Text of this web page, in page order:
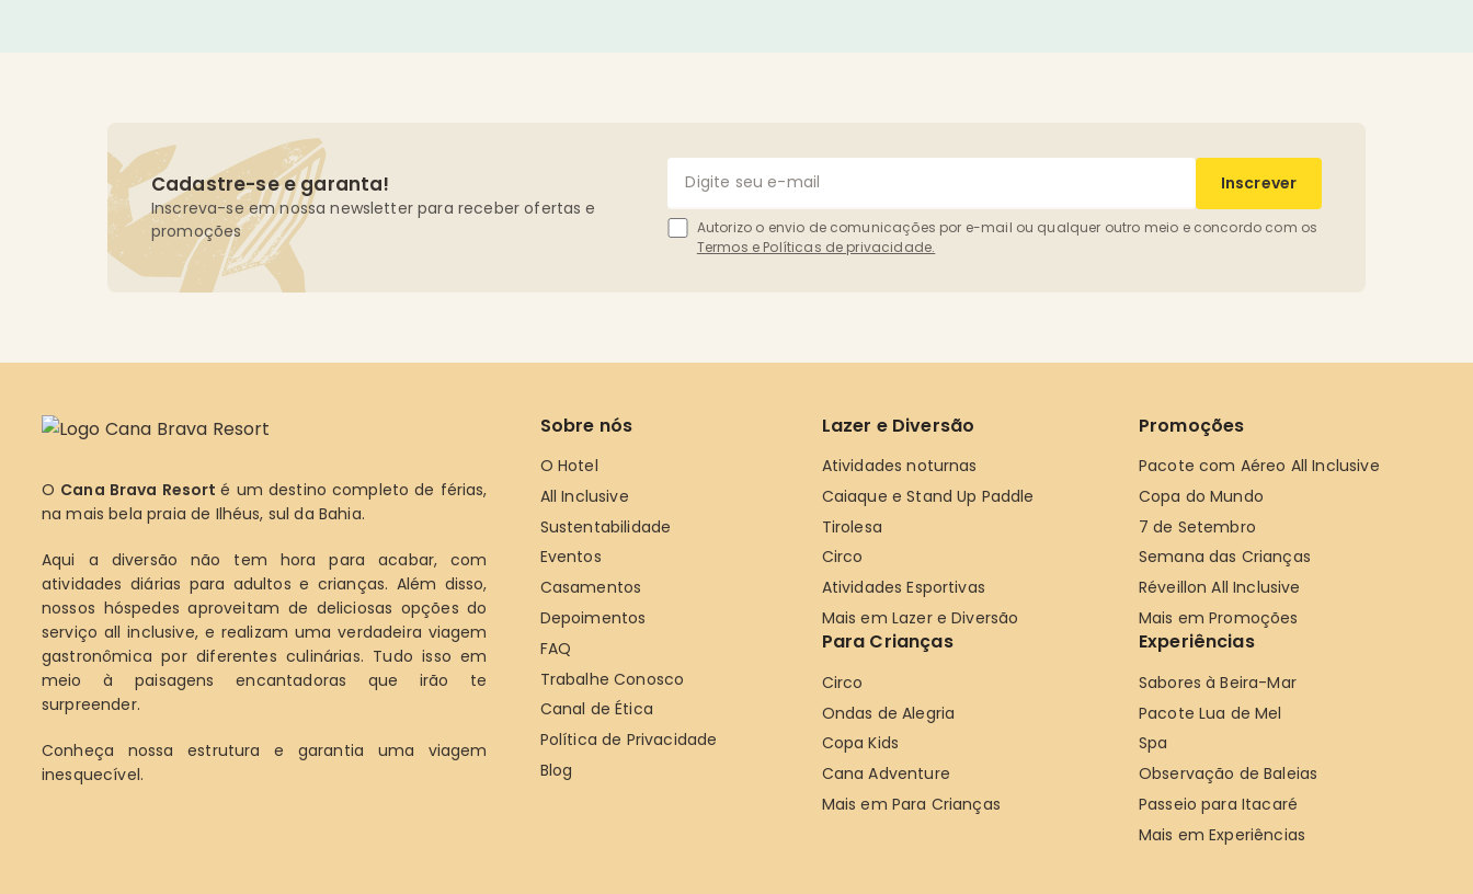
Cadastre-se e garanta!
Inscreva-se em nossa newsletter para receber ofertas e
promoções
Inscrever
Autorizo o envio de comunicações por e-mail ou qualquer outro meio e concordo com os
Termos e Políticas de privacidade.
O Cana Brava Resorté um destino completo de férias,
na mais bela praia de Ilhéus, sul da Bahia.
Aqui a diversão não tem hora para acabar, com
atividades diárias para adultos e crianças. Além disso,
nossos hóspedes aproveitam de deliciosas opções do
serviço all inclusive, e realizam uma verdadeira viagem
gastronômica por diferentes culinárias. Tudo isso em
meio à paisagens encantadoras que irão te
surpreender.
Conheça nossa estrutura e garantia uma viagem
inesquecível.
Sobre nós
O Hotel
All Inclusive
Sustentabilidade
Eventos
Casamentos
Depoimentos
FAQ
Trabalhe Conosco
Canal de Ética
Política de Privacidade
Blog
Lazer e Diversão
Atividades noturnas
Caiaque e Stand Up Paddle
Tirolesa
Circo
Atividades Esportivas
Mais em Lazer e Diversão
Para Crianças
Circo
Ondas de Alegria
Copa Kids
Cana Adventure
Mais em Para Crianças
Promoções
Pacote com Aéreo All Inclusive
Copa do Mundo
7 de Setembro
Semana das Crianças
Réveillon All Inclusive
Mais em Promoções
Experiências
Sabores à Beira-Mar
Pacote Lua de Mel
Spa
Observação de Baleias
Passeio para Itacaré
Mais em Experiências